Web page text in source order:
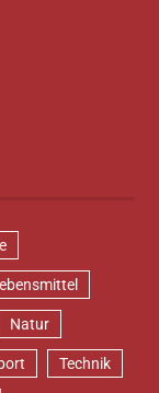
Natur
Technik